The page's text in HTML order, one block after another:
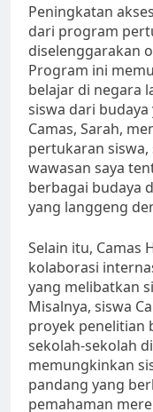
Peningkatan
dari program
diselenggarakan
Program ini
belajar di negara
siswa dari
Camas, Sarah,
pertukaran
wawasan saya
berbagai budaya
yang langgeng
Selain itu, Camas
kolaborasi
yang melibatkan
Misalnya, siswa
proyek penelitian
sekolah-sekolah
memungkinkan
pandang yang
pemahaman